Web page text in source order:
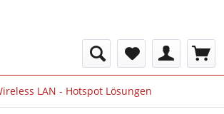
LAN - Hotspot Lösungen